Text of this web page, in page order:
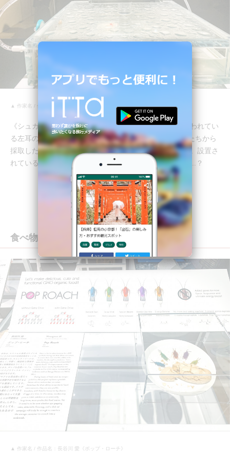
▲ 作家名 / 作品名：ディムート・シュトレーベ《シュガーベイブ》
《シュガーベイブ》は、ゴッホが自ら切り落としたと言われてい
る左耳の“生きた”レプリカ。現代に生きるゴッホの親族たちから
採取した細胞と人工物から生成されたバイオアートです。設置さ
れているマイクを使って呼びかけたら耳が反応するかも...？
食べ物やペットの概念が変わるかも
▲ 作家名 / 作品名：長谷川 愛《ポップ・ローチ》